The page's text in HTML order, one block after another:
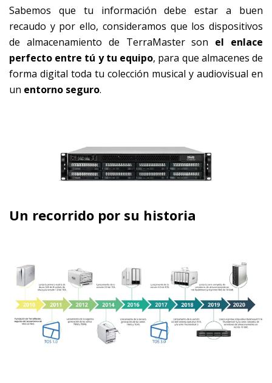
Sabemos que tu información debe estar a buen
recaudo y por ello, consideramos que los dispositivos
de almacenamiento de TerraMaster son el enlace
perfecto entre tú y tu equipo, para que almacenes de
forma digital toda tu colección musical y audiovisual en
un entorno seguro.
Un recorrido por su historia